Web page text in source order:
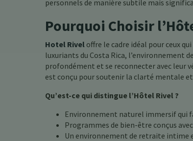
personnels de manière subtile mais
Pourquoi Choisir
Hotel Rivel offre le cadre idéal pour ceux
luxuriants du Costa Rica, l’environnement
profondément et se reconnecter avec leur
est conçu pour soutenir la clarté mentale
Qu’est-ce qui distingue l’Hôtel Rivel ?
Environnement naturel immersif qui
Programmes de bien-être conçus
Un environnement de retraite intime